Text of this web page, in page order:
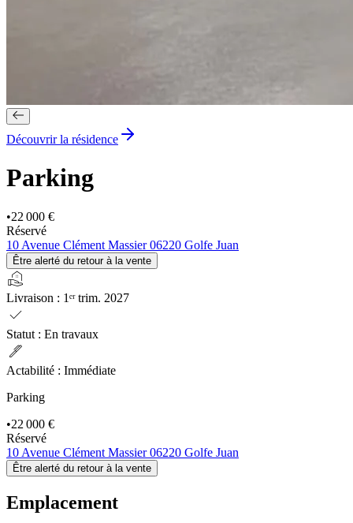
Découvrir la résidence
Parking
•22 000 €
Réservé
10 Avenue Clément Massier 06220 Golfe Juan
Être alerté du retour à la vente
real_estate_agent
Livraison : 1ᵉʳ trim. 2027
check
Statut : En travaux
ink_pen
Actabilité : Immédiate
Parking
•22 000 €
Réservé
10 Avenue Clément Massier 06220 Golfe Juan
Être alerté du retour à la vente
Emplacement